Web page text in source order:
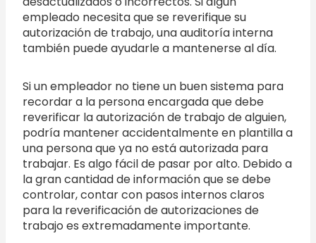
empleado necesita que se reverifique su
autorización de trabajo, una auditoría interna
también puede ayudarle a mantenerse al día.
Si un empleador no tiene un buen sistema para
recordar a la persona encargada que debe
reverificar la autorización de trabajo de alguien,
podría mantener accidentalmente en plantilla a
una persona que ya no está autorizada para
trabajar. Es algo fácil de pasar por alto. Debido a
la gran cantidad de información que se debe
controlar, contar con pasos internos claros
para la reverificación de autorizaciones de
trabajo es extremadamente importante.